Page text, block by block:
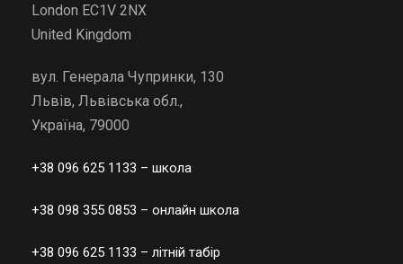
London EC1V 2NX
United Kingdom
вул. Генерала Чупринки, 130
Львів, Львівська обл.,
Україна, 79000
+38 096 625 1133 – школа
+38 098 355 0853 – онлайн школа
+38 096 625 1133 – літній табір